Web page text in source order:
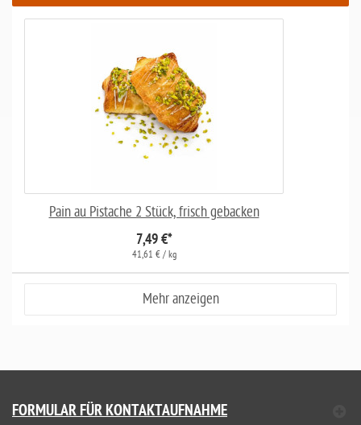
Pain au Pistache 2 Stück, frisch gebacken
7,49 €*
41,61 € / kg
Mehr anzeigen
FORMULAR FÜR KONTAKTAUFNAHME